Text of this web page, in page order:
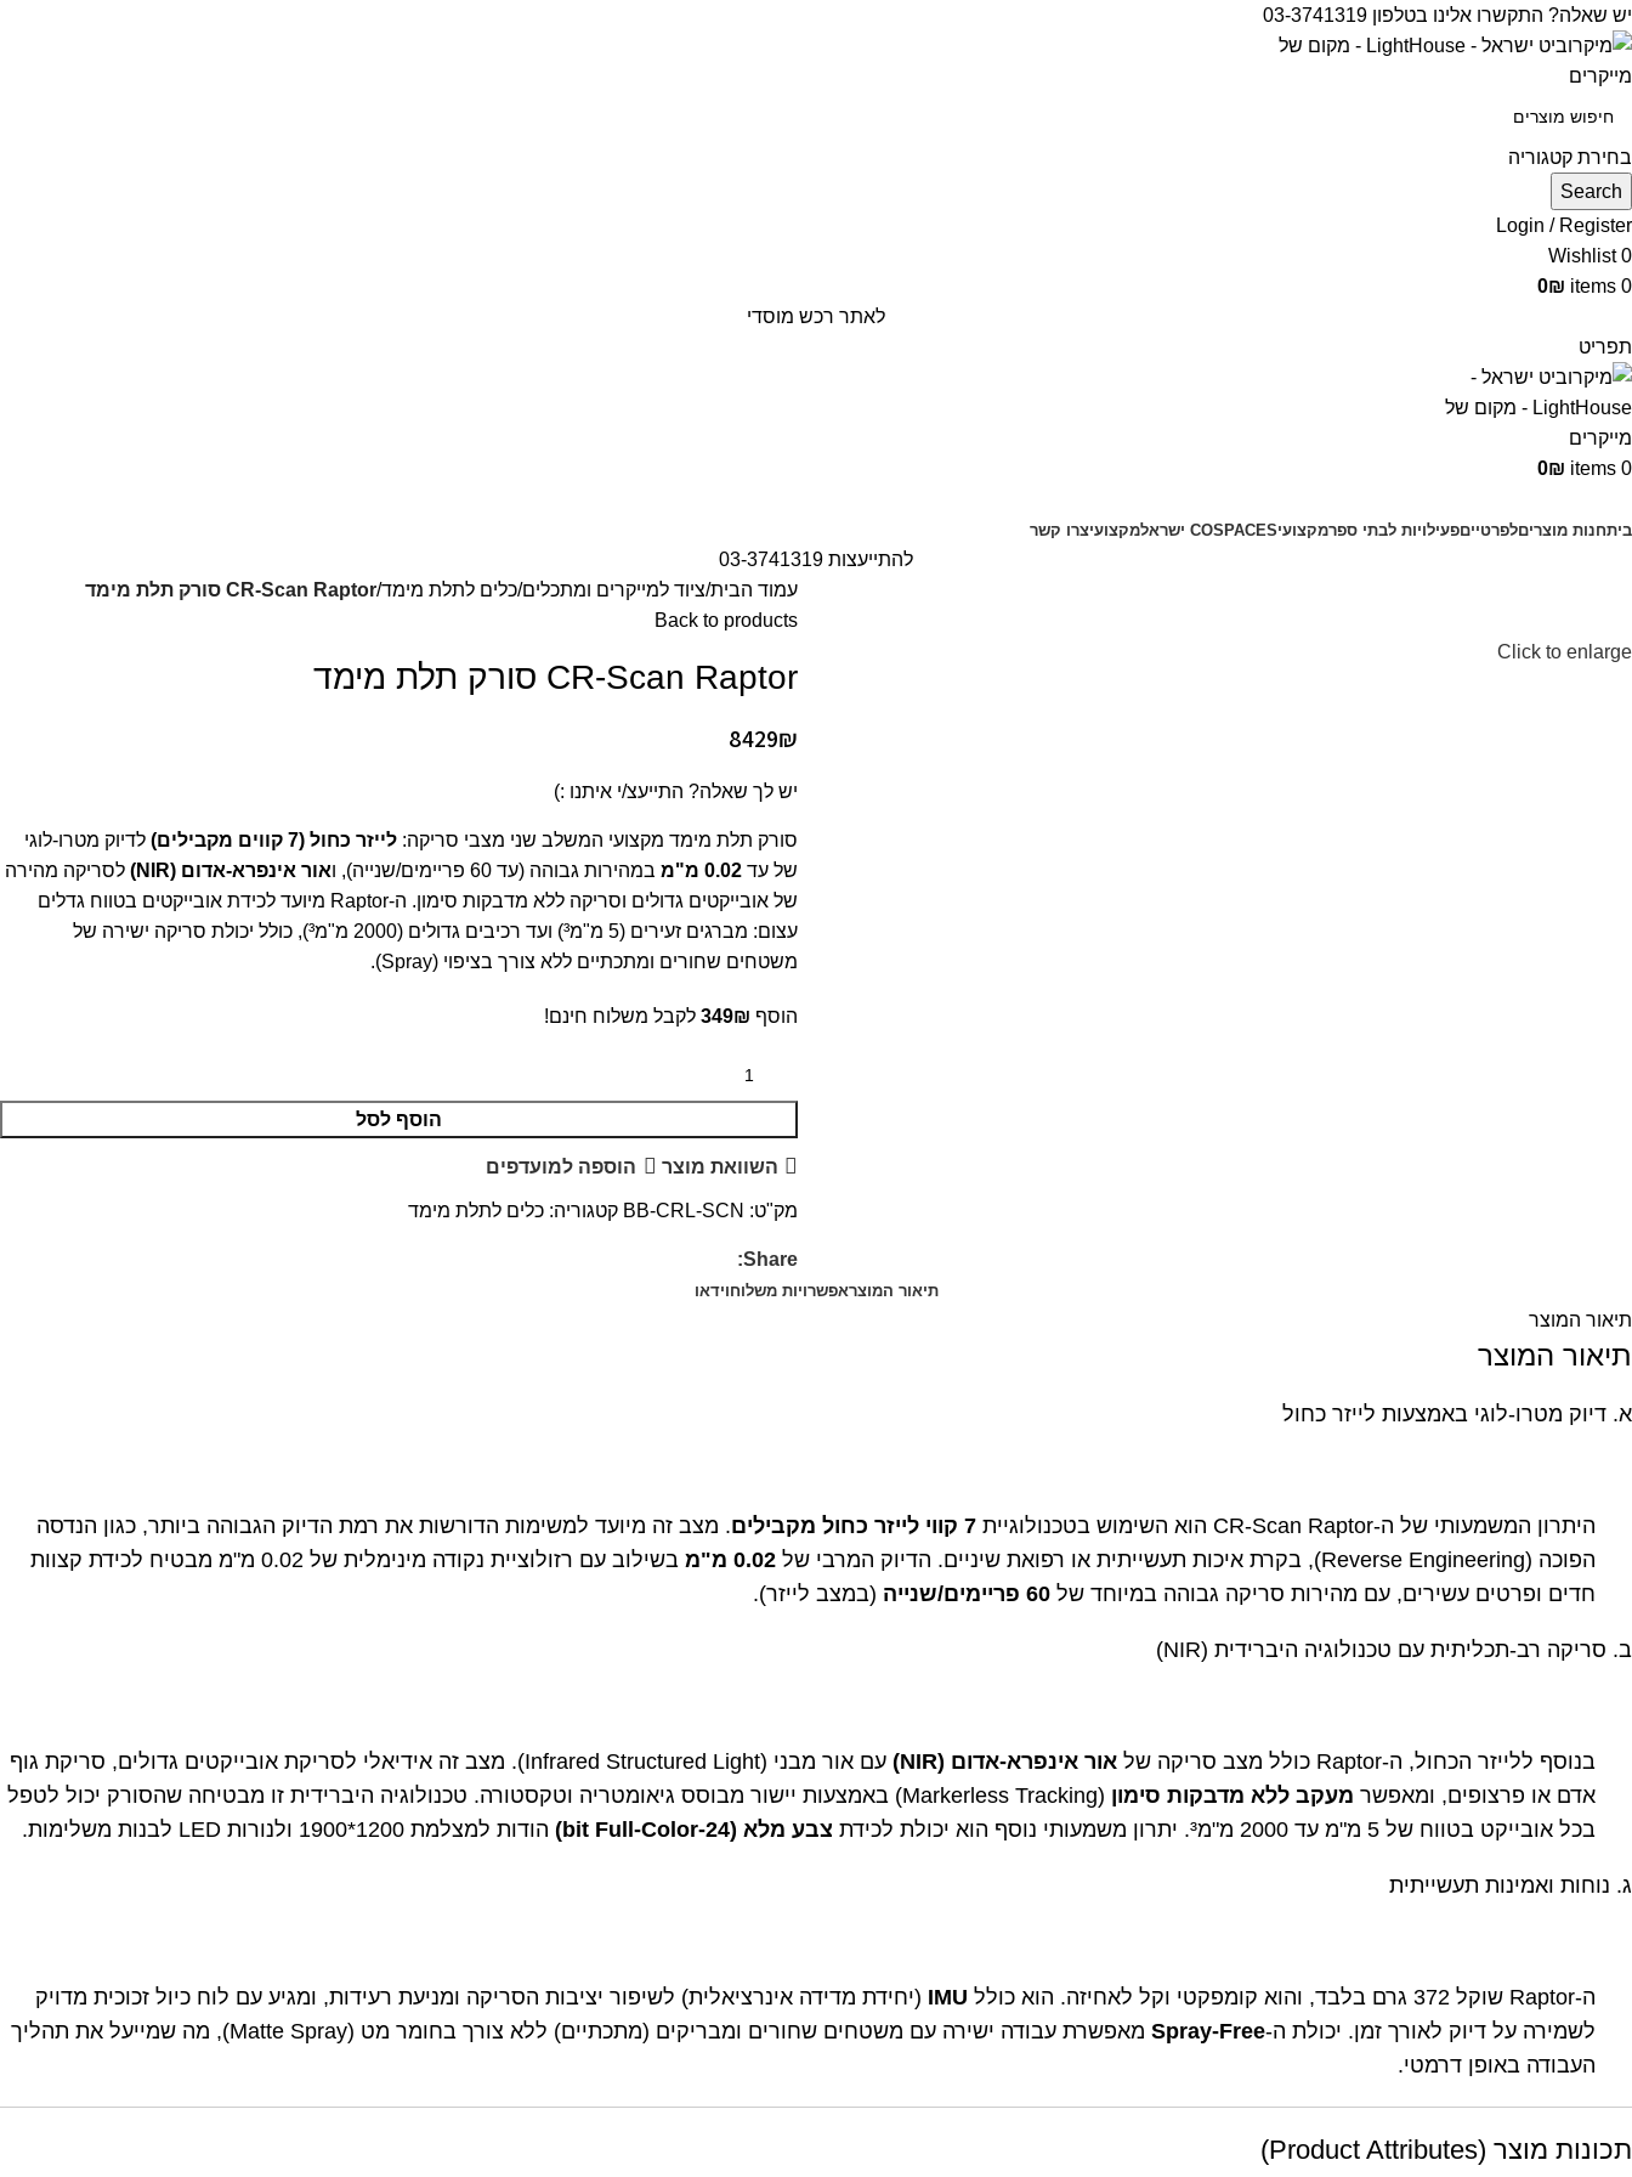
יש שאלה? התקשרו אלינו בטלפון 03-3741319
בחירת קטגוריה
Search
Login / Register
0
Wishlist
0
items
0₪
לאתר רכש מוסדי
תפריט
0
items
0₪
ביתחנות מוצריםלפרטייםפעילויות לבתי ספרמקצועיCOSPACES ישראל מקצועיצרו קשר
להתייעצות 03-3741319
Click to enlarge
עמוד הבית ציוד למייקרים ומתכלים כלים לתלת מימד CR-Scan Raptor סורק תלת מימד
Back to products
CR-Scan Raptor סורק תלת מימד
8429₪
יש לך שאלה? התייעצ/י איתנו :)
סורק תלת מימד מקצועי המשלב שני מצבי סריקה: לייזר כחול (7 קווים מקבילים)
לדיוק מטרו-לוגי
של עד 0.02 מ"מ במהירות גבוהה (עד 60 פריימים/שנייה), ואור אינפרא-אדום (NIR)
לסריקה מהירה
של אובייקטים גדולים וסריקה ללא מדבקות סימון. ה-Raptor מיועד לכידת אובייקטים בטווח גדלים
עצום: מברגים זעירים (5 מ"מ³) ועד רכיבים גדולים ( 2000
מ"מ³), כולל יכולת סריקה ישירה של
משטחים שחורים ומתכתיים ללא צורך בציפוי (Spray).
הוסף 349₪ לקבל משלוח חינם!
הוסף לסל
השוואת מוצר הוספה למועדפים
מק"ט: BB-CRL-SCN קטגוריה: כלים לתלת מימד
Share:
תיאור המוצראפשרויות משלוחוידאו
תיאור המוצר
תיאור המוצר
א. דיוק מטרו-לוגי באמצעות לייזר כחול
היתרון המשמעותי של ה-CR-Scan Raptor הוא השימוש בטכנולוגיית 7 קווי לייזר כחול מקבילים
. מצב זה מיועד למשימות הדורשות את רמת הדיוק הגבוהה ביותר, כגון הנדסה
הפוכה (Reverse Engineering), בקרת איכות תעשייתית או רפואת שיניים. הדיוק המרבי של
0.02 מ"מ בשילוב עם רזולוציית נקודה מינימלית של 0.02 מ"מ מבטיח לכידת קצוות
חדים ופרטים עשירים, עם מהירות סריקה גבוהה במיוחד של 60 פריימים/שנייה (במצב לייזר).
ב. סריקה רב-תכליתית עם טכנולוגיה היברידית (NIR)
בנוסף ללייזר הכחול, ה-Raptor כולל מצב סריקה של אור אינפרא-אדום (NIR)
עם אור מבני (Infrared Structured Light). מצב זה אידיאלי לסריקת אובייקטים גדולים, סריקת גוף
אדם או פרצופים, ומאפשר מעקב ללא מדבקות סימון
(Markerless Tracking) באמצעות יישור מבוסס גיאומטריה וטקסטורה. טכנולוגיה היברידית זו מבטיחה שהסורק יכול לטפל
בכל אובייקט בטווח של 5 מ"מ עד 2000 מ"מ³. יתרון משמעותי נוסף הוא יכולת לכידת צבע מלא (24-bit Full-Color) הודות למצלמת 1200*1900 ולנורות LED לבנות משלימות.
ג. נוחות ואמינות תעשייתית
ה-Raptor שוקל 372 גרם בלבד, והוא קומפקטי וקל לאחיזה. הוא כולל IMU (יחידת מדידה אינרציאלית) לשיפור יציבות הסריקה ומניעת רעידות, ומגיע עם לוח כיול זכוכית מדויק
לשמירה על דיוק לאורך זמן. יכולת ה-Spray-Free
מאפשרת עבודה ישירה עם משטחים שחורים ומבריקים (מתכתיים) ללא צורך בחומר מט (Matte Spray), מה שמייעל את תהליך
העבודה באופן דרמטי.
תכונות מוצר (Product Attributes)